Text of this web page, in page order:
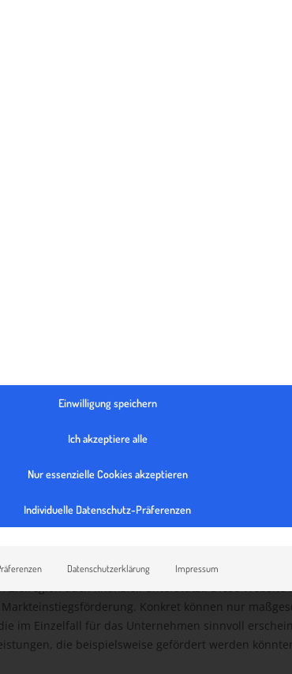
Unternehmen als umfassende online Service-
für Schritt Export Guide begleitend zur
im täglichen Kontakt mit den steirischen
Eintritt in neue Märkte. Wir haben uns um eine
und Aufarbeitung exportrelevanter Inhalte
dargestellte Leitfaden selbstredend exemplarisch
auf dieser Website angeführt werden,
Wertschöpfung, werden durch das Projekt bei der
Zielregion auch finanziell unterstützt. Diese Website
Konkret können nur
im Einzelfall für das Unternehmen sinnvoll
die beispielsweise gefördert werden
Einwilligung speichern
Ich akzeptiere alle
Nur essenzielle Cookies akzeptieren
Individuelle Datenschutz-Präferenzen
Datenschutzerklärung Impressum